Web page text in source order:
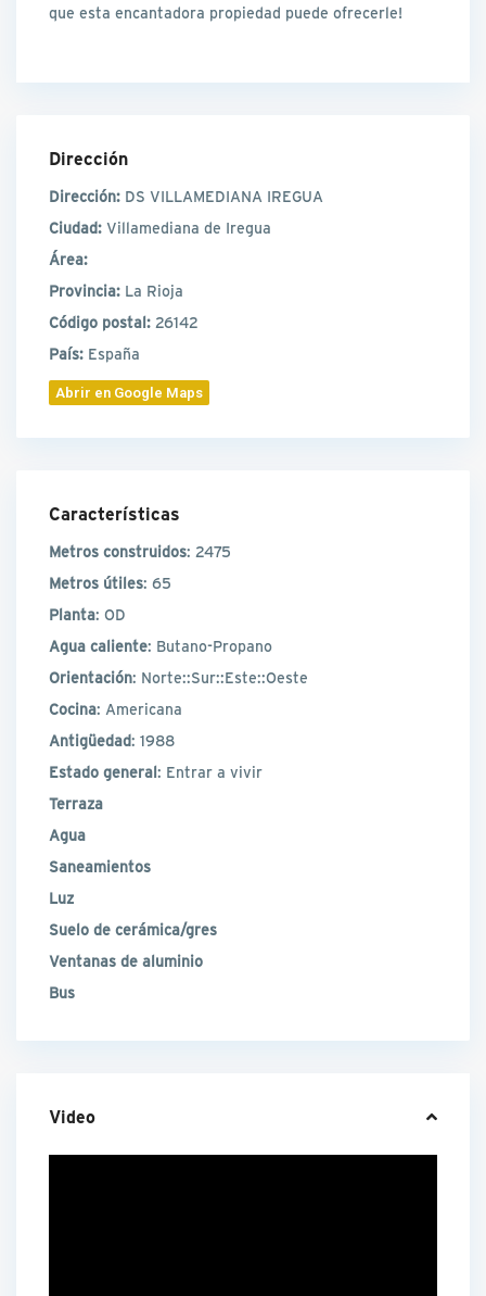
que esta encantadora propiedad puede ofrecerle!
Dirección
Dirección: DS VILLAMEDIANA IREGUA
Ciudad: Villamediana de Iregua
Área:
Provincia: La Rioja
Código postal: 26142
País: España
Abrir en Google Maps
Características
Metros construidos: 2475
Metros útiles: 65
Planta: OD
Agua caliente: Butano-Propano
Orientación: Norte::Sur::Este::Oeste
Cocina: Americana
Antigüedad: 1988
Estado general: Entrar a vivir
Terraza
Agua
Saneamientos
Luz
Suelo de cerámica/gres
Ventanas de aluminio
Bus
Video